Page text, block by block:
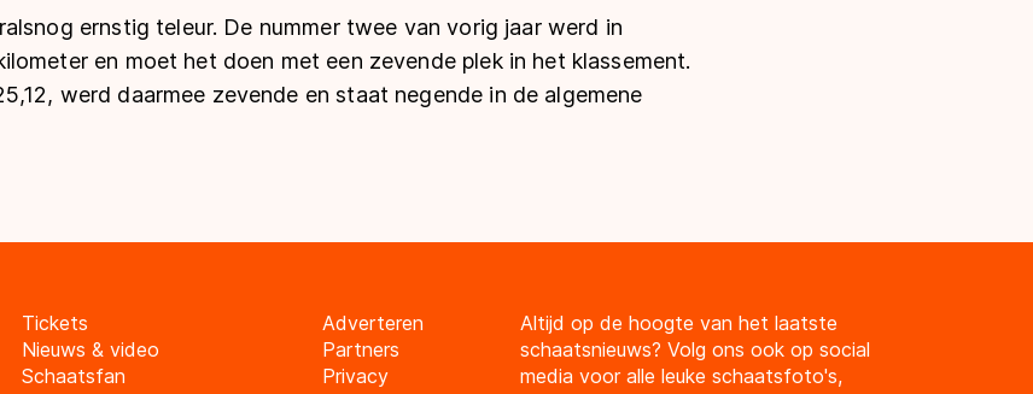
ernstig teleur. De nummer twee van vorig jaar werd in
en moet het doen met een zevende plek in het klassement.
werd daarmee zevende en staat negende in de algemene
Tickets
Nieuws & video
Schaatsfan
Adverteren
Partners
Privacy
Altijd op de hoogte van het laatste
schaatsnieuws? Volg ons ook op social
media voor alle leuke schaatsfoto's,